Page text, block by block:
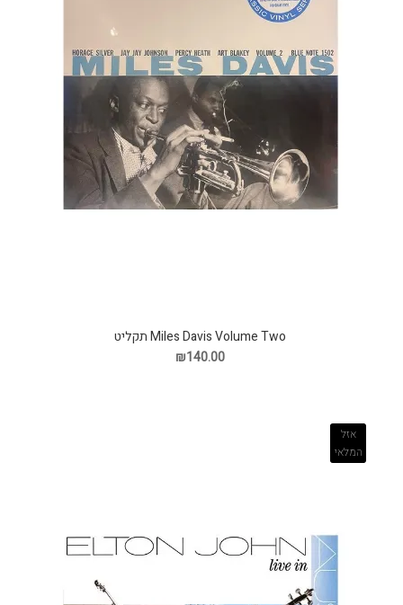
Miles Davis Volume Two תקליט
₪140.00
אזל
המלאי